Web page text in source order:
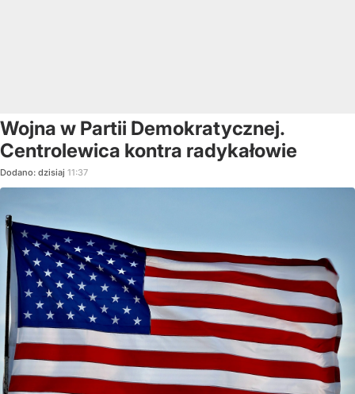
Wojna w Partii Demokratycznej.
Centrolewica kontra radykałowie
Dodano: dzisiaj 11:37